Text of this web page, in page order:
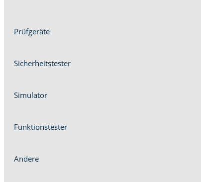
Prüfgeräte
Sicher­heit­stester
Sim­u­la­tor
Funk­tion­stester
Andere